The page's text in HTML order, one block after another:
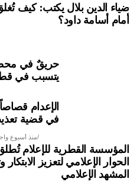
ضياء الدين بلال يكتب: كيف
أمام أسامة داود؟
حريقٌ في
يتسبب في قطوعات
في قضية
منذ أسبوع
المؤسسة القطرية للإعلام
الحوار الإعلامي لتعزيز الابتكار
المشهد الإعلامي